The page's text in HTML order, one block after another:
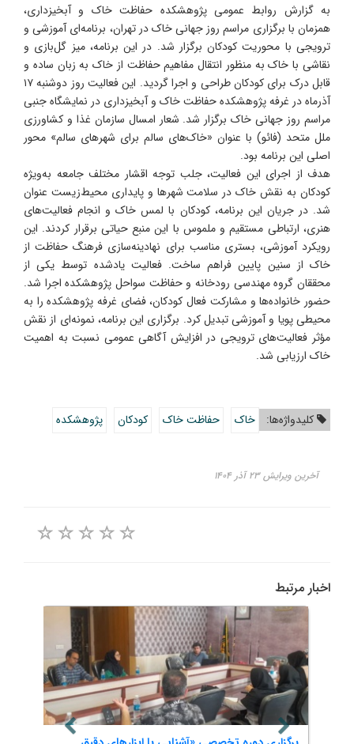
به گزارش روابط عمومی پژوهشکده حفاظت خاک و آبخیزداری،
همزمان با برگزاری مراسم روز جهانی خاک در تهران، برنامه‌ای آموزشی و
ترویجی با محوریت کودکان برگزار شد. در این برنامه، میز گل‌بازی و
نقاشی با خاک به منظور انتقال مفاهیم حفاظت از خاک به زبان ساده و
قابل درک برای کودکان طراحی و اجرا گردید. این فعالیت روز دوشنبه ۱۷
آذرماه در غرفه پژوهشکده حفاظت خاک و آبخیزداری در نمایشگاه جنبی
مراسم روز جهانی خاک برگزار شد. شعار امسال سازمان غذا و کشاورزی
ملل متحد (فائو) با عنوان «خاک‌های سالم برای شهرهای سالم» محور
اصلی این برنامه بود.
هدف از اجرای این فعالیت، جلب توجه اقشار مختلف جامعه به‌ویژه
کودکان به نقش خاک در سلامت شهرها و پایداری محیط‌زیست عنوان
شد. در جریان این برنامه، کودکان با لمس خاک و انجام فعالیت‌های
هنری، ارتباطی مستقیم و ملموس با این منبع حیاتی برقرار کردند. این
رویکرد آموزشی، بستری مناسب برای نهادینه‌سازی فرهنگ حفاظت از
خاک از سنین پایین فراهم ساخت. فعالیت یادشده توسط یکی از
محققان گروه مهندسی رودخانه و حفاظت سواحل پژوهشکده اجرا شد.
حضور خانواده‌ها و مشارکت فعال کودکان، فضای غرفه پژوهشکده را به
محیطی پویا و آموزشی تبدیل کرد. برگزاری این برنامه، نمونه‌ای از نقش
مؤثر فعالیت‌های ترویجی در افزایش آگاهی عمومی نسبت به اهمیت
خاک ارزیابی شد.
کلیدواژه‌ها: خاک حفاظت خاک کودکان پژوهشکده
آخرین ویرایش ۲۳ آذر ۱۴۰۴
اخبار مرتبط